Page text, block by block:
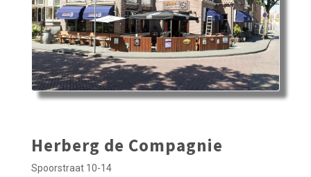
Herberg de Compagnie
Spoorstraat 10-14